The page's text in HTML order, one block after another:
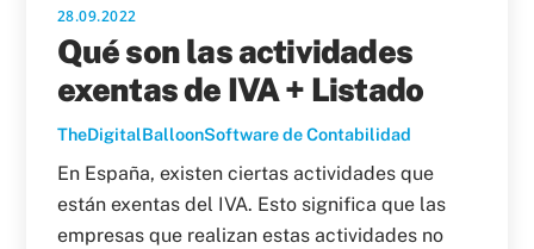
28.09.2022
Qué son las actividades
exentas de IVA + Listado
TheDigitalBalloonSoftware de Contabilidad
En España, existen ciertas actividades que
están exentas del IVA. Esto significa que las
empresas que realizan estas actividades no